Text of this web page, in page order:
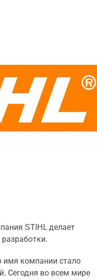
STIHL делает
имя компании стало
Сегодня во всем мире